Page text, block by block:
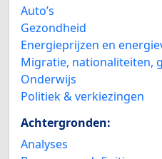
Auto’s
Gezondheid
Energieprijzen en
Migratie, nationaliteiten,
Onderwijs
Politiek & verkiezingen
Achtergronden:
Analyses